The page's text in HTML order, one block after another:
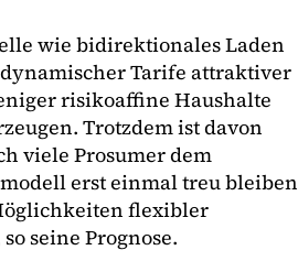
wie bidirektionales Laden
Tarife attraktiver
risikoaffine Haushalte
Trotzdem ist davon
viele Prosumer dem
erst einmal treu bleiben
flexibler
seine Prognose.